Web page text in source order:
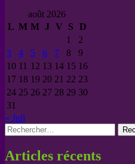
août 2026
L M M J V S
D
1
2
3
4 5 6 7 8
9
10 11 12 13 14 15 16
17 18 19 20 21 22 23
24 25 26 27 28 29 30
31
« Juil
Rechercher :
Articles récents